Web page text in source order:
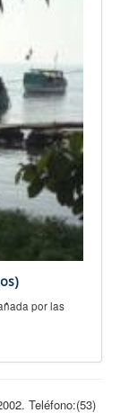
por las
Teléfono:(53)